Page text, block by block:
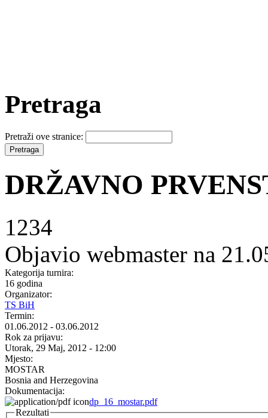
Pretraga
Pretraži ove stranice:
DRŽAVNO
1234
Objavio webmaster na
Kategorija turnira:
16 godina
Organizator:
TS BiH
Termin:
01.06.2012 - 03.06.2012
Rok za prijavu:
Utorak, 29 Maj, 2012 - 12:00
Mjesto:
MOSTAR
Bosnia and Herzegovina
Dokumentacija:
dp_16_mostar.pdf
Rezultati